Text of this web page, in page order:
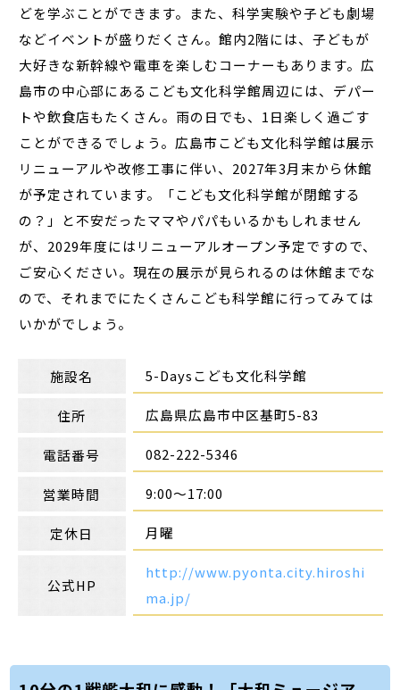
どを学ぶことができます。また、科学実験や子ども劇場
などイベントが盛りだくさん。館内2階には、子どもが
大好きな新幹線や電車を楽しむコーナーもあります。広
島市の中心部にあるこども文化科学館周辺には、デパー
トや飲食店もたくさん。雨の日でも、1日楽しく過ごす
ことができるでしょう。広島市こども文化科学館は展示
リニューアルや改修工事に伴い、2027年3月末から休館
が予定されています。「こども文化科学館が閉館する
の？」と不安だったママやパパもいるかもしれません
が、2029年度にはリニューアルオープン予定ですので、
ご安心ください。現在の展示が見られるのは休館までな
ので、それまでにたくさんこども科学館に行ってみては
いかがでしょう。
施設名 5-Daysこども文化科学館
住所 広島県広島市中区基町5-83
電話番号 082-222-5346
営業時間 9:00～17:00
定休日 月曜
公式HP
http://www.pyonta.city.hiroshi
ma.jp/